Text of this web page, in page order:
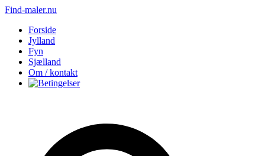
Find-maler.nu
Forside
Jylland
Fyn
Sjælland
Om / kontakt